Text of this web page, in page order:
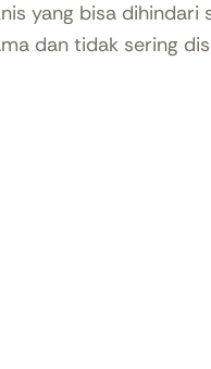
yang bisa dihindari
dan tidak sering